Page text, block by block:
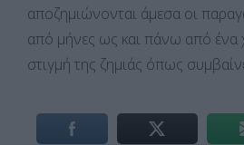
αποζημιώνονται άμεσα οι
από μήνες ως και πάνω από ένα
στιγμή της ζημιάς όπως